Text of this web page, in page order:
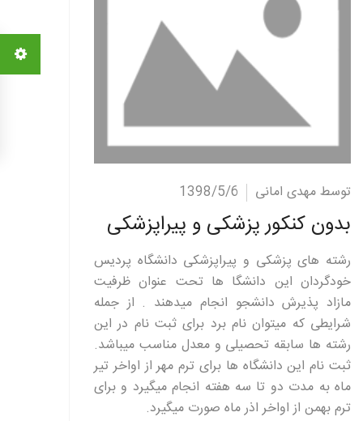
توسط مهدی امانی 1398/5/6
بدون کنکور پزشکی و پیراپزشکی
رشته های پزشکی و پیراپزشکی دانشگاه پردیس
خودگردان این دانشگا ها تحت عنوان ظرفیت
مازاد پذیرش دانشجو انجام میدهند . از جمله
شرایطی که میتوان نام برد برای ثبت نام در این
رشته ها سابقه تحصیلی و معدل مناسب میباشد.
ثبت نام این دانشگاه ها برای ترم مهر از اواخر تیر
ماه به مدت دو تا سه هفته انجام میگیرد و برای
ترم بهمن از اواخر اذر ماه صورت میگیرد.